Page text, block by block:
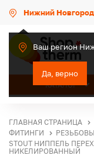
Нижний Новгород
Ваш регион
Да, верно
КАТАЛОГ
ГЛАВНАЯ СТРАНИЦА
ФИТИНГИ
STOUT НИППЕЛЬ
НИКЕЛИРОВАННЫЙ